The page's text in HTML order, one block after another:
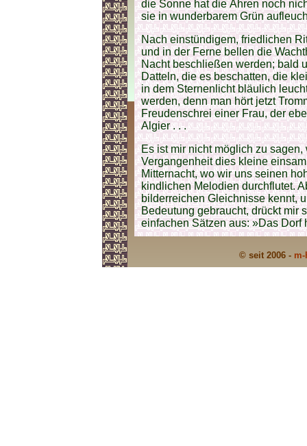
die Sonne hat die Ähren noch
sie in wunderbarem Grün
Nach einstündigem, friedlichen
und in der Ferne bellen die
Nacht beschließen werden; bald
Datteln, die es beschatten, die
in dem Sternenlicht bläulich
werden, denn man hört jetzt
Freudenschrei einer Frau, der
Algier . . .
Es ist mir nicht möglich zu
Vergangenheit dies kleine
Mitternacht, wo wir uns seinen
kindlichen Melodien durchflutet.
bilderreichen Gleichnisse kennt,
Bedeutung gebraucht, drückt mir
einfachen Sätzen aus: »Das Dorf
© seit 2006 -